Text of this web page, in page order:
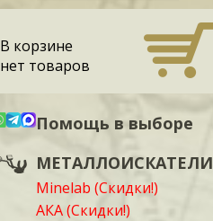
В корзине
нет товаров
Помощь в выборе
МЕТАЛЛОИСКАТЕЛИ
Minelab (Скидки!)
АКА (Скидки!)